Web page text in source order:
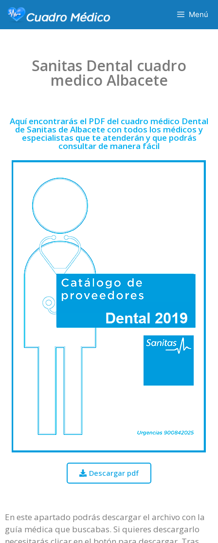
Menú
Sanitas Dental cuadro
medico Albacete
Aquí encontrarás el PDF del cuadro médico Dental
de Sanitas de Albacete con todos los médicos y
especialistas que te atenderán y que podrás
consultar de manera fácil
Descargar pdf
En este apartado podrás descargar el archivo con la
guía médica que buscabas. Si quieres descargarlo